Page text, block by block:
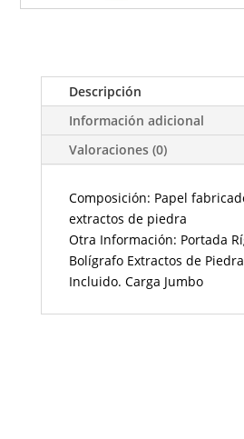
Descripción
Información adicional
Valoraciones (0)
Composición: Papel
extractos de piedra
Otra Información: Portada
Bolígrafo Extractos de
Incluido. Carga Jumbo